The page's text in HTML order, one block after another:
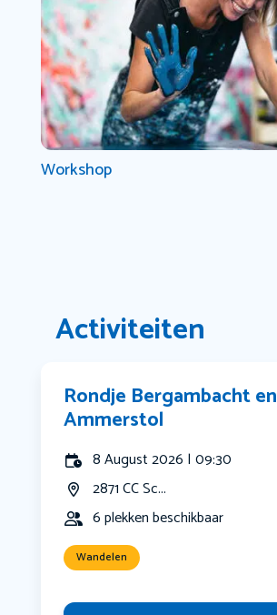
Workshop
Activiteiten
Rondje Bergambacht en
Ammerstol
8 August 2026 | 09:30
2871 CC Sc...
6 plekken beschikbaar
Wandelen